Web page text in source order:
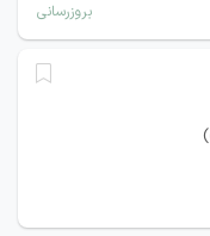
بروزرسانی